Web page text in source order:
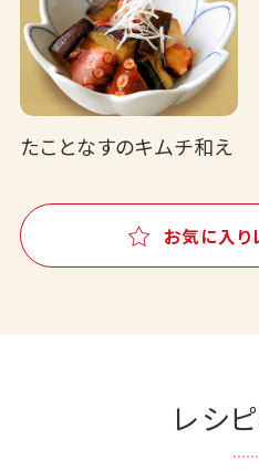
たことなすのキムチ和え
お気に入り
レシ